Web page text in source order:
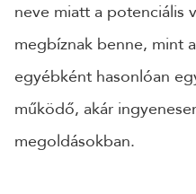
neve miatt a potenciális
megbíznak benne, mint
egyébként hasonlóan
működő, akár
megoldásokban.